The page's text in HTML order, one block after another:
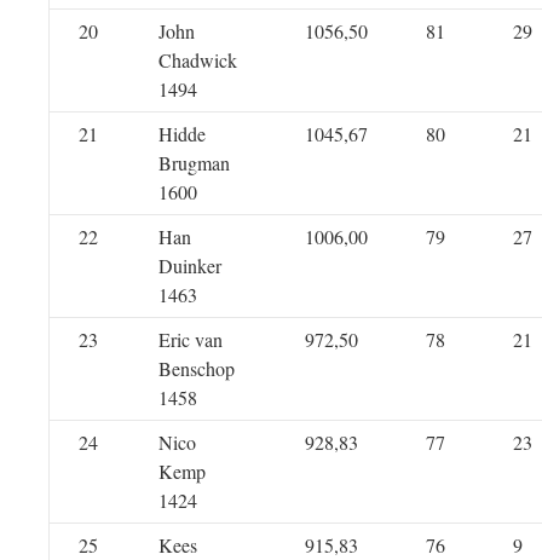
20
John
Chadwick
1494
1056,50 81 29
21
Hidde
Brugman
1600
1045,67 80 21
22
Han
Duinker
1463
1006,00 79 27
23
Eric van
Benschop
1458
972,50 78 21
24
Nico
Kemp
1424
928,83 77 23
25
Kees
915,83 76 9